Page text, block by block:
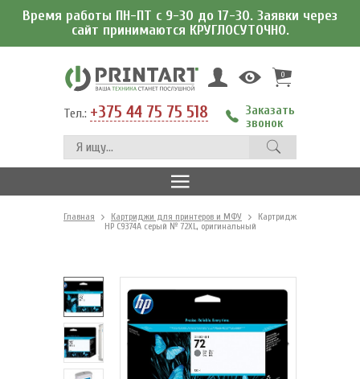
Время работы ПН-ПТ с 9-30 до 17-30. Заявки через
сайт принимаются КРУГЛОСУТОЧНО.
0
Тел.: +375 44 75 75 518
Заказать
звонок
Главная Картриджи для принтеров и МФУ
Картридж
HP C9374A серый № 72XL, оригинальный